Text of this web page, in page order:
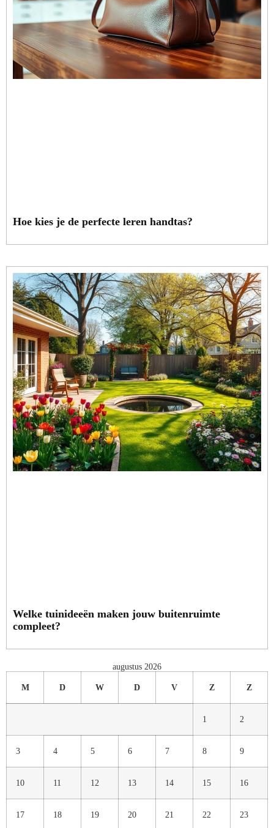
Hoe kies je de perfecte leren handtas?
Welke tuinideeën maken jouw buitenruimte
compleet?
augustus 2026
M D W D V Z Z
1 2
3 4 5 6 7 8 9
10 11 12 13 14 15 16
17 18 19 20 21 22 23